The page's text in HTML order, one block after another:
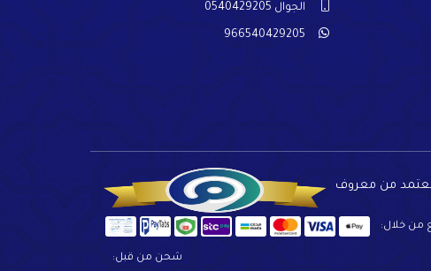
الجوال 0540429205
966540429205
معتمد من معروف
من خلال:
شحن من قبل: